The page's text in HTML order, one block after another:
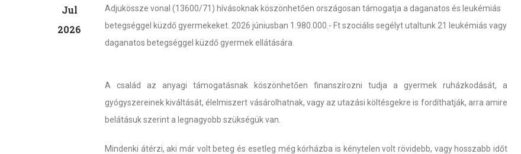
Jul
2026
Adjukössze vonal (13600/71) hívásoknak köszönhetően országosan támogatja a daganatos és leukémiás
betegséggel küzdő gyermekeket. 2026 júniusban 1.980.000.- Ft szociális segélyt utaltunk 21 leukémiás vagy
daganatos betegséggel küzdő gyermek ellátására.
A család az anyagi támogatásnak köszönhetően finanszírozni tudja a gyermek ruházkodását, a
gyógyszereinek kiváltását, élelmiszert vásárolhatnak, vagy az utazási költésgekre is fordíthatják, arra amire
belátásuk szerint a legnagyobb szükségük van.
Mindenki átérzi, aki már volt beteg és esetleg még kórházba is kénytelen volt rövidebb, vagy hosszabb időt